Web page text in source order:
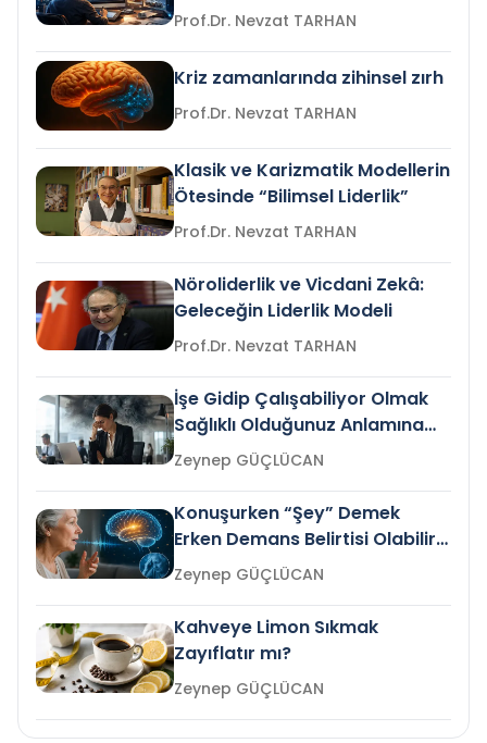
Prof.Dr. Nevzat TARHAN
Kriz zamanlarında zihinsel zırh
Prof.Dr. Nevzat TARHAN
Klasik ve Karizmatik Modellerin
Ötesinde “Bilimsel Liderlik”
Prof.Dr. Nevzat TARHAN
Nöroliderlik ve Vicdani Zekâ:
Geleceğin Liderlik Modeli
Prof.Dr. Nevzat TARHAN
İşe Gidip Çalışabiliyor Olmak
Sağlıklı Olduğunuz Anlamına
Gelir mi?Zeynep GÜÇLÜCAN
Konuşurken “Şey” Demek
Erken Demans Belirtisi Olabilir
mi?
Zeynep GÜÇLÜCAN
Kahveye Limon Sıkmak
Zayıflatır mı?
Zeynep GÜÇLÜCAN